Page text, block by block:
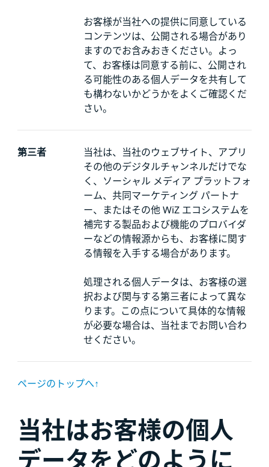
お客様が当社への提供に同意している
コンテンツは、公開される場合があり
ますのでお含みおきください。よっ
て、お客様は同意する前に、公開され
る可能性のある個人データを共有して
も構わないかどうかをよくご確認くだ
さい。
第三者
当社は、当社のウェブサイト、アプリ
その他のデジタルチャンネルだけでな
く、ソーシャル メディア プラットフォ
ーム、共同マーケティング パートナ
ー、またはその他 WiZ エコシステムを
補完する製品および機能のプロバイダ
ーなどの情報源からも、お客様に関す
る情報を入手する場合があります。
処理される個人データは、お客様の選
択および関与する第三者によって異な
ります。この点について具体的な情報
が必要な場合は、当社までお問い合わ
せください。
ページのトップへ↑
当社はお客様の個人
データをどのように